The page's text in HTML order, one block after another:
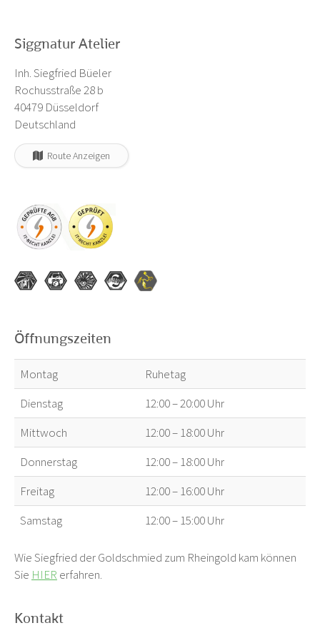
Siggnatur Atelier
Inh. Siegfried Büeler
Rochusstraße 28 b
40479 Düsseldorf
Deutschland
Route Anzeigen
Öffnungszeiten
Montag
Ruhetag
Dienstag
12:00 – 20:00 Uhr
Mittwoch
12:00 – 18:00 Uhr
Donnerstag
12:00 – 18:00 Uhr
Freitag
12:00 – 16:00 Uhr
Samstag
12:00 – 15:00 Uhr
Wie Siegfried der Goldschmied zum Rheingold kam können
Sie HIER erfahren.
Kontakt